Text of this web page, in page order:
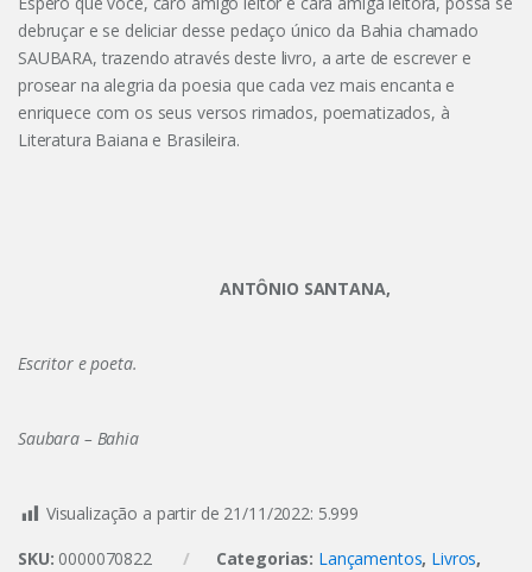
debruçar e se deliciar desse pedaço único da Bahia chamado
SAUBARA, trazendo através deste livro, a arte de escrever e
prosear na alegria da poesia que cada vez mais encanta e
enriquece com os seus versos rimados, poematizados, à
Literatura Baiana e Brasileira.
ANTÔNIO SANTANA,
Escritor e poeta.
Saubara – Bahia
Visualização a partir de 21/11/2022: 5.999
SKU: 0000070822 Categorias: Lançamentos, Livros,